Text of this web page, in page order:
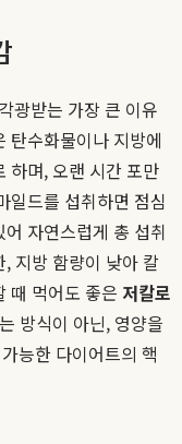
광받는 가장 큰 이유
탄수화물이나 지방에
하며, 오랜 시간 포만
일드를 섭취하면 점심
자연스럽게 총 섭취
지방 함량이 낮아 칼
때 먹어도 좋은 저칼로
방식이 아닌, 영양을
능한 다이어트의 핵